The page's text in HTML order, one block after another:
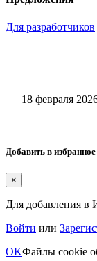
Для разработчиков
18 февраля
Добавить в избранное
×
Для добавления в
Войти или
OKФайлы cookie